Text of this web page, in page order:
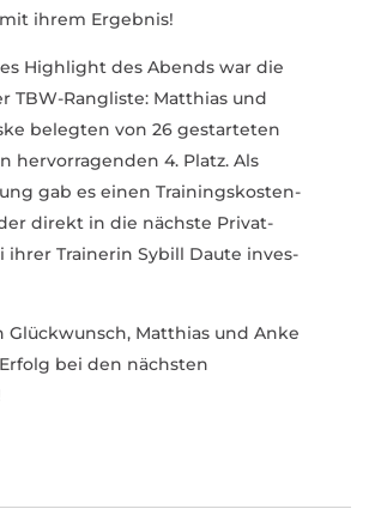
ihrem Ergebnis!
High­light des Abends war die
TBW-Rangliste: Matthias und
belegten von 26 gestar­teten
hervor­ra­genden 4. Platz. Als
gab es einen Trai­nings­kos­ten­
direkt in die nächste Privat­
ihrer Trai­nerin Sybill Daute inves­
Glück­wunsch, Matthias und Anke
bei den nächsten